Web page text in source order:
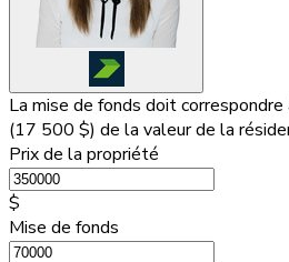
La mise de fonds doit correspondre
(17 500 $) de la valeur de la
Prix de la propriété
$
Mise de fonds